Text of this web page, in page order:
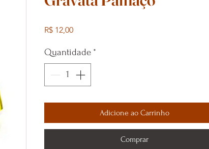
R$ 12,00Preço
Quantidade *
Adicione ao Carrinho
Comprar